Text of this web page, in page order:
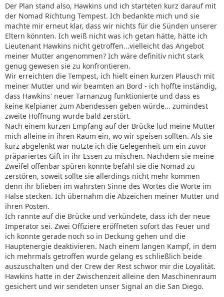
Der Plan stand also, Hawkins und ich starteten kurz darauf mit
der Nomad Richtung Tempest. Ich bedankte mich und sie
machte mir erneut klar, dass wir nichts für die Sünden unserer
Eltern könnten. Ich weiß nicht was ich getan hätte, hätte ich
Lieutenant Hawkins nicht getroffen...vielleicht das Angebot
meiner Mutter angenommen? Ich wäre definitiv nicht stark
genug gewesen sie zu konfrontieren.
Wir erreichten die Tempest, ich hielt einen kurzen Plausch mit
meiner Mutter und wir beamten an Bord - ich hoffte inständig,
dass Hawkins' neuer Tarnanzug funktionierte und dass es
keine Kelpianer zum Abendessen geben würde... zumindest
zweite Hoffnung wurde bald zerstört.
Nach einem kurzen Empfang auf der Brücke lud meine Mutter
mich alleine in ihren Raum ein, wo wir speisen sollten. Als sie
kurz abgelenkt war nutzte ich die Gelegenheit um ein zuvor
präpariertes Gift in ihr Essen zu mischen. Nachdem sie meine
Zweifel offenbar spüren konnte befahl sie die Nomad zu
zerstören, soweit sollte sie allerdings nicht mehr kommen
denn ihr blieben im wahrsten Sinne des Wortes die Worte im
Halse stecken. Ich übernahm die Abzeichen meiner Mutter und
ihren Posten.
Ich rannte auf die Brücke und verkündete, dass ich der neue
Imperator sei. Zwei Offiziere eröffneten sofort das Feuer und
ich konnte gerade noch so in Deckung gehen und die
Hauptenergie deaktivieren. Nach einem langen Kampf, in dem
ich mehrmals getroffen wurde gelang es schließlich beide
auszuschalten und der Crew der Rest schwor mir die Loyalität.
Hawkins hatte in der Zwischenzeit alleine den Maschinenraum
gesichert und wir sendeten unser Signal an die San Diego.